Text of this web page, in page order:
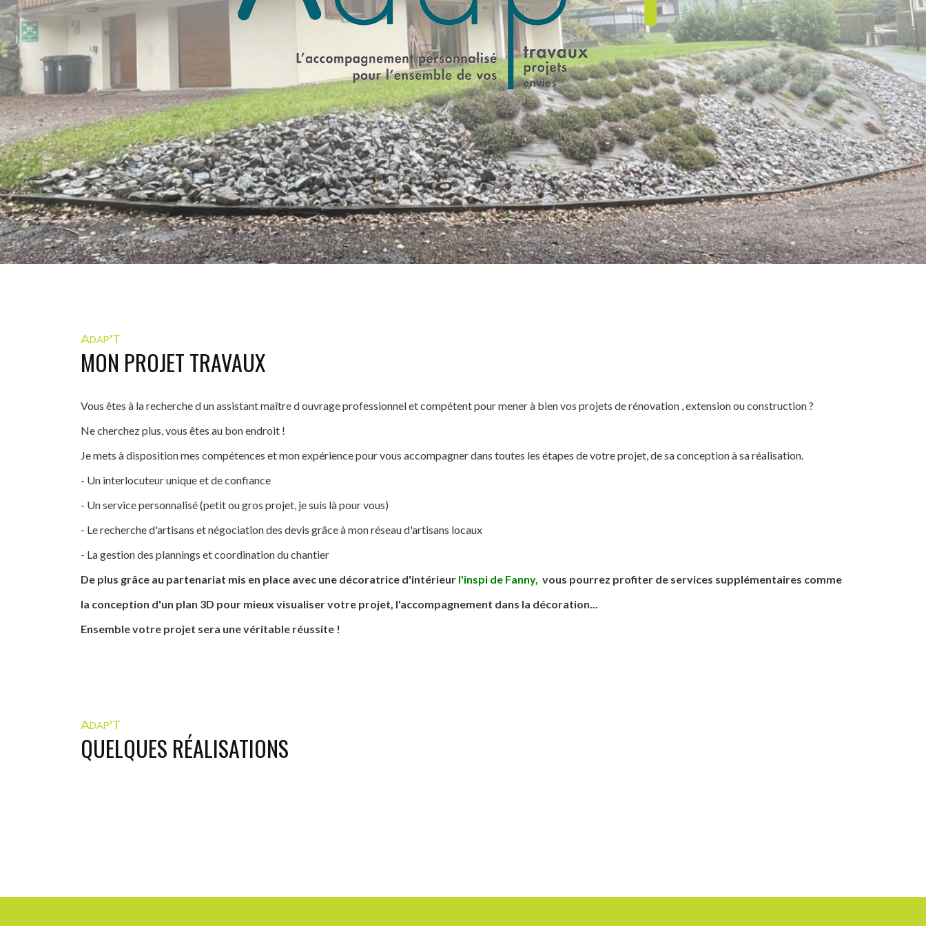
Adap'T
MON PROJET TRAVAUX
Vous êtes à la recherche d un assistant maître d ouvrage professionnel et compétent pour mener à bien vos projets de rénovation , extension ou construction ?
Ne cherchez plus, vous êtes au bon endroit !
Je mets à disposition mes compétences et mon expérience pour vous accompagner dans toutes les étapes de votre projet, de sa conception à sa réalisation.
- Un interlocuteur unique et de confiance
- Un service personnalisé (petit ou gros projet, je suis là pour vous)
- Le recherche d'artisans et négociation des devis grâce à mon réseau d'artisans locaux
- La gestion des plannings et coordination du chantier
De plus grâce au partenariat mis en place avec une décoratrice d'intérieur l'inspi de Fanny, vous pourrez profiter de services supplémentaires comme
la conception d'un plan 3D pour mieux visualiser votre projet, l'accompagnement dans la décoration...
Ensemble votre projet sera une véritable réussite !
Adap'T
QUELQUES RÉALISATIONS